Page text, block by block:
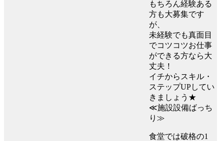
もちろん経験ある
方も大募集です
が、
未経験でも真面目
でコツコツお仕事
ができる方なら大
丈夫！
イチからスキル・
ステップUPしてい
きましょう★
≪施設設備ばっち
り≫
食堂では破格の1